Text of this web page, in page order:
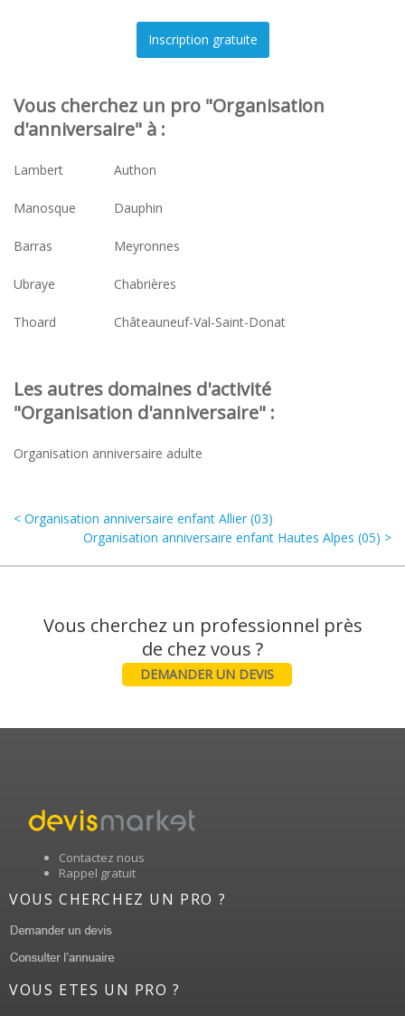
Vous cherchez un pro "Organisation
d'anniversaire" à :
Lambert Authon
Manosque Dauphin
Barras Meyronnes
Ubraye Chabrières
Thoard Châteauneuf-Val-Saint-Donat
Les autres domaines d'activité
"Organisation d'anniversaire" :
Organisation anniversaire adulte
< Organisation anniversaire enfant Allier (03)
Organisation anniversaire enfant Hautes Alpes (05) >
Vous cherchez un professionnel près
DEMANDER UN DEVIS
Contactez nous
Rappel gratuit
VOUS CHERCHEZ UN PRO ?
VOUS ETES UN PRO ?